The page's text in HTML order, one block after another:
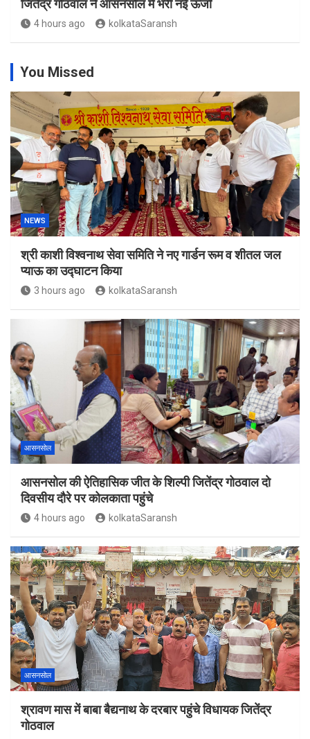
जितेंद्र गोठवाल ने आसनसोल में भरी नई ऊर्जा
4 hours ago kolkataSaransh
You Missed
NEWS
श्री काशी विश्वनाथ सेवा समिति ने नए गार्डन रूम व शीतल जल
प्याऊ का उद्घाटन किया
3 hours ago kolkataSaransh
आसनसोल
आसनसोल की ऐतिहासिक जीत के शिल्पी जितेंद्र गोठवाल दो
दिवसीय दौरे पर कोलकाता पहुंचे
4 hours ago kolkataSaransh
आसनसोल
श्रावण मास में बाबा बैद्यनाथ के दरबार पहुंचे विधायक जितेंद्र
गोठवाल